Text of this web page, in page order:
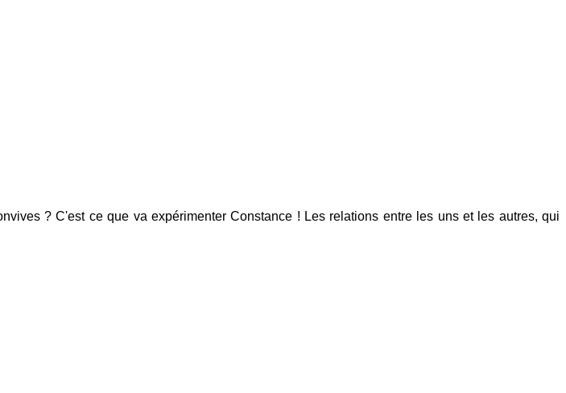
? C'est ce que va expérimenter Constance ! Les relations entre les uns et les autres, qui